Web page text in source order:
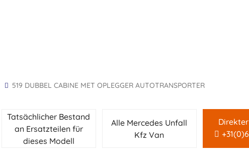
519 DUBBEL CABINE MET OPLEGGER AUTOTRANSPORTER
Tatsächlicher Bestand
an Ersatzteilen für
dieses Modell
Alle Mercedes Unfall
Kfz Van